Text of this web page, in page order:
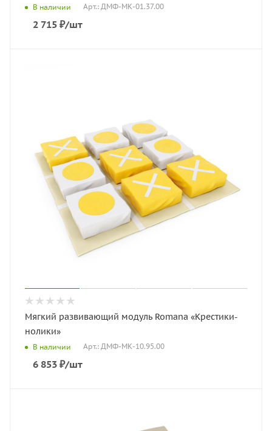
В наличии Арт.: ДМФ-МК-01.37.00
2 715 ₽/шт
Мягкий развивающий модуль Romana «Крестики-
нолики»
В наличии Арт.: ДМФ-МК-10.95.00
6 853 ₽/шт